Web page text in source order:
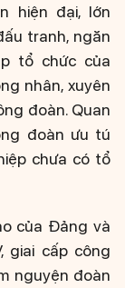
hiện đại, lớn
tranh, ngăn
tổ chức của
nhân, xuyên
đoàn. Quan
đoàn ưu tú
chưa có tổ
của Đảng và
giai cấp công
nguyện đoàn